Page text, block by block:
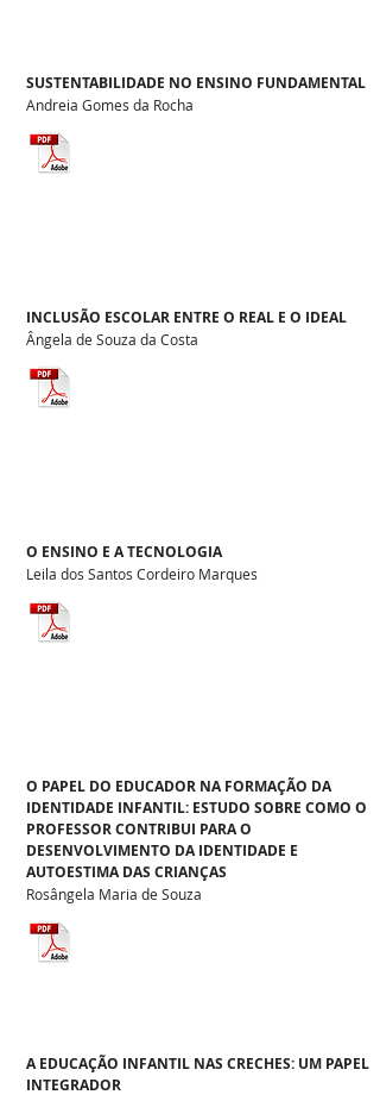
Andreia Gomes da Rocha
SUSTENTABILIDADE NO ENSINO FUNDAMENTAL
Ângela de Souza da Costa
INCLUSÃO ESCOLAR ENTRE O REAL E O IDEAL
Leila dos Santos Cordeiro Marques
O ENSINO E A TECNOLOGIA
Rosângela Maria de Souza
O PAPEL DO EDUCADOR NA FORMAÇÃO DA
IDENTIDADE INFANTIL: ESTUDO SOBRE COMO O
PROFESSOR CONTRIBUI PARA O
DESENVOLVIMENTO DA IDENTIDADE E
AUTOESTIMA DAS CRIANÇAS
A EDUCAÇÃO INFANTIL NAS CRECHES: UM PAPEL
INTEGRADOR